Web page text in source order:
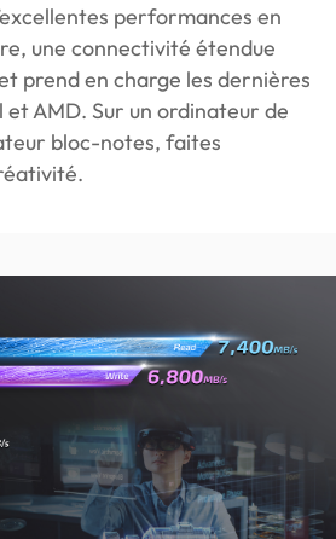
performances en
une connectivité étendue
prend en charge les dernières
AMD. Sur un ordinateur de
bloc-notes, faites